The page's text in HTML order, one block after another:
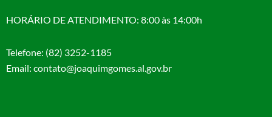
HORÁRIO DE ATENDIMENTO: 8:00 às 14:00h
Telefone: (82) 3252-1185
Email: contato@joaquimgomes.al.gov.br